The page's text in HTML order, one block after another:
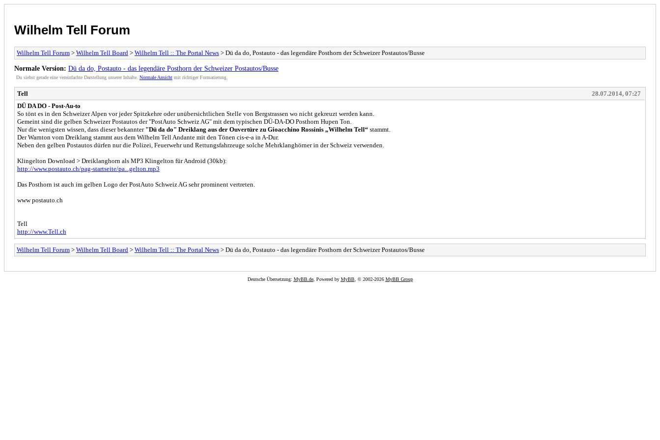
Wilhelm Tell Forum
Wilhelm Tell Forum > Wilhelm Tell Board > Wilhelm Tell :: The Portal News > Dü da do, Postauto - das legendäre Posthorn der Schweizer Postautos/Busse
Normale Version: Dü da do, Postauto - das legendäre Posthorn der Schweizer Postautos/Busse
Du siehst gerade eine vereinfachte Darstellung unserer Inhalte. Normale Ansicht mit richtiger Formatierung.
Tell
28.07.2014, 07:27
DÜ DA DO - Post-Au-to
So tönt es in den Schweizer Alpen vor jeder Spitzkehre oder unübersichtlichen Stelle von Bergstrassen wo nicht gekreuzt werden kann.
Gemeint sind die gelben Schweizer Postautos der "PostAuto Schweiz AG" mit dem typischen DÜ-DA-DO Posthorn Hupen Ton.
Nur die wenigsten wissen, dass dieser bekannter "Dü da do" Dreiklang aus der Ouvertüre zu Gioacchino Rossinis „Wilhelm Tell“ stammt.
Der Warnton vom Dreiklang stammt aus dem Wilhelm Tell Andante mit den Tönen cis-e-a in A-Dur.
Neben den gelben Postautos dürfen nur die Polizei, Feuerwehr und Rettungsfahrzeuge solche Mehrklanghörner in der Schweiz verwenden.
Klingelton Download > Dreiklanghorn als MP3 Klingelton für Android (30kb):
http://www.postauto.ch/pag-startseite/pa...gelton.mp3
Das Posthorn ist auch im gelben Logo der PostAuto Schweiz AG sehr prominent vertreten.
www postauto.ch
Tell
http://www.Tell.ch
Wilhelm Tell Forum > Wilhelm Tell Board > Wilhelm Tell :: The Portal News > Dü da do, Postauto - das legendäre Posthorn der Schweizer Postautos/Busse
Deutsche Übersetzung: MyBB.de, Powered by MyBB, © 2002-2026 MyBB Group